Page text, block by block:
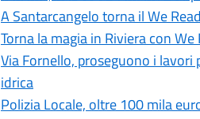
A Santarcangelo torna il We
Torna la magia in Riviera con
Via Fornello, proseguono i
idrica
Polizia Locale, oltre 100 mila